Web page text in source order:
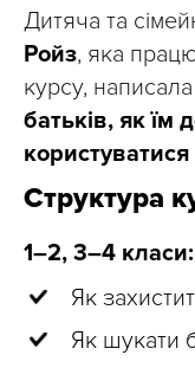
Дитяча та
Ройз, яка
курсу,
батьків, як їм
Структура
1–2, 3–4 класи:
Як
Як шукати